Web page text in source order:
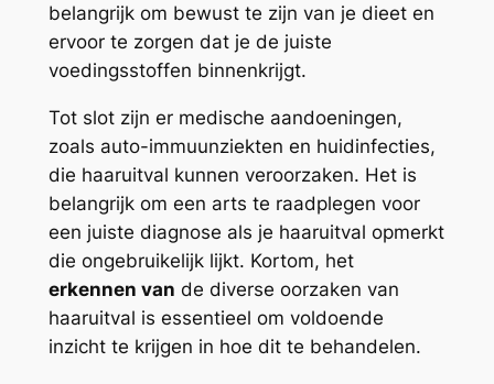
belangrijk om bewust te zijn van je dieet en
ervoor te zorgen dat je de juiste
voedingsstoffen binnenkrijgt.
Tot slot zijn er medische aandoeningen,
zoals auto-immuunziekten en huidinfecties,
die haaruitval kunnen veroorzaken. Het is
belangrijk om een arts te raadplegen voor
een juiste diagnose als je haaruitval opmerkt
die ongebruikelijk lijkt. Kortom, het
erkennen van de diverse oorzaken van
haaruitval is essentieel om voldoende
inzicht te krijgen in hoe dit te behandelen.